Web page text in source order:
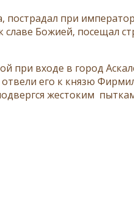
пострадал при
славе Божией, посещал
при входе в город
его к князю
жестоким